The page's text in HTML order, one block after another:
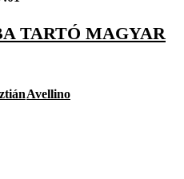
TARTÓ MAGYAR
Avellino